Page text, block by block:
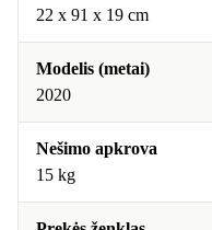
22 x 91 x 19 cm
Modelis (metai)
2020
Nešimo apkrova
15 kg